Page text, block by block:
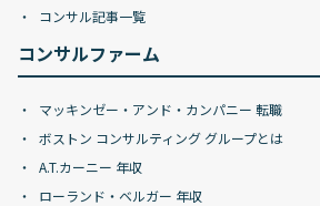
コンサル記事一覧
コンサルファーム
マッキンゼー・アンド・カンパニー 転職
ボストン コンサルティング グループとは
A.T.カーニー 年収
ローランド・ベルガー 年収